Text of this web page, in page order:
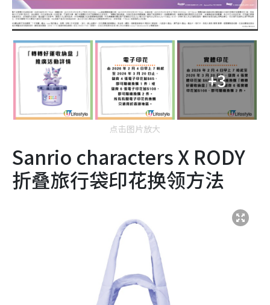
+3
点击图片放大
Sanrio characters X RODY
折叠旅行袋印花换领方法